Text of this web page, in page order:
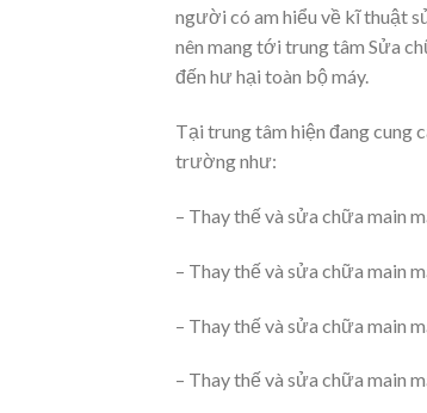
người có am hiểu về kĩ thuật
nên mang tới trung tâm Sửa
đến hư hại toàn bộ máy.
Tại trung tâm hiện đang cung
trường như:
– Thay thế và sửa chữa main
– Thay thế và sửa chữa main
– Thay thế và sửa chữa main
– Thay thế và sửa chữa main